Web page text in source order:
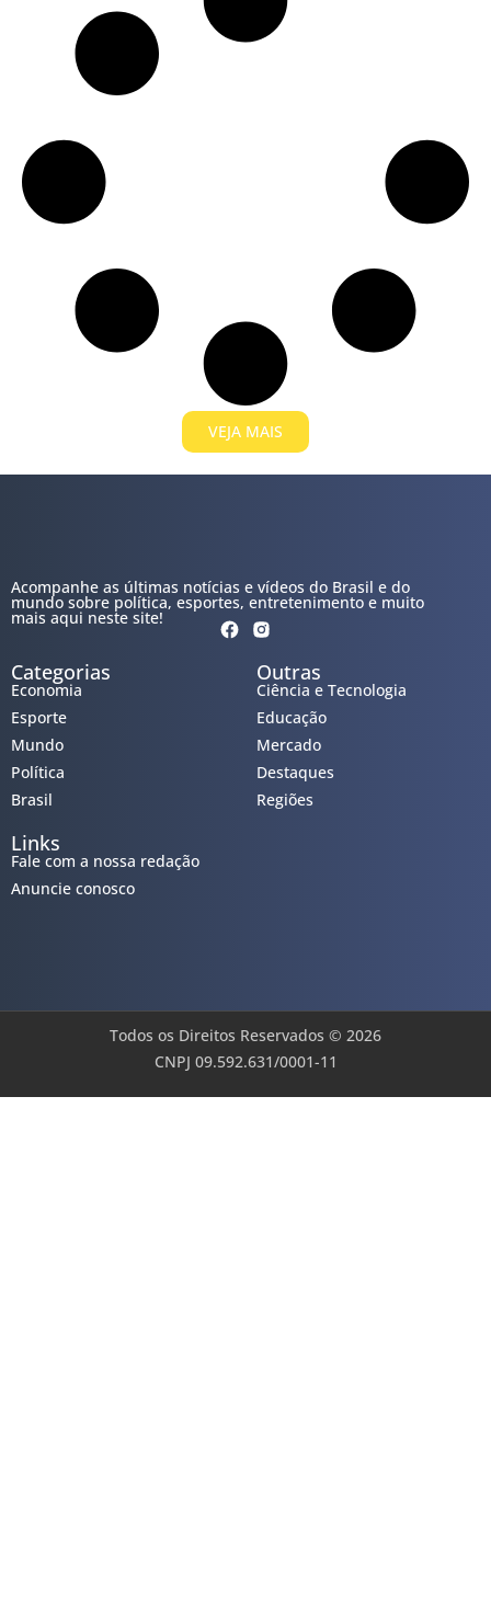
VEJA MAIS
Acompanhe as últimas notícias e vídeos do Brasil e do
mundo sobre política, esportes, entretenimento e muito
mais aqui neste site!
Categorias
Economia
Esporte
Mundo
Política
Brasil
Outras
Ciência e Tecnologia
Educação
Mercado
Destaques
Regiões
Links
Fale com a nossa redação
Anuncie conosco
Todos os Direitos Reservados © 2026
CNPJ 09.592.631/0001-11